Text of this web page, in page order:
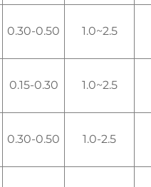
0.30-0.50 1.0~2.5
0.15-0.30 1.0~2.5
0.30-0.50 1.0-2.5